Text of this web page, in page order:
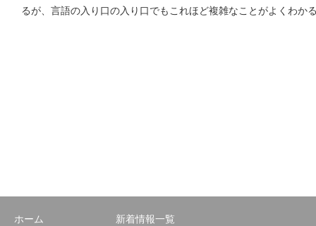
るが、言語の入り口の入り口でもこれほど複雑なことがよくわか
ホーム 新着情報一覧